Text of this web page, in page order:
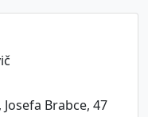
Brabce, 47